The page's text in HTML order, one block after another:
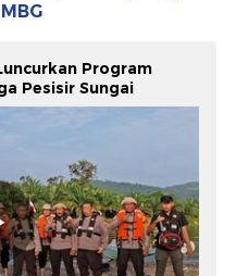
Program
Pesisir Sungai